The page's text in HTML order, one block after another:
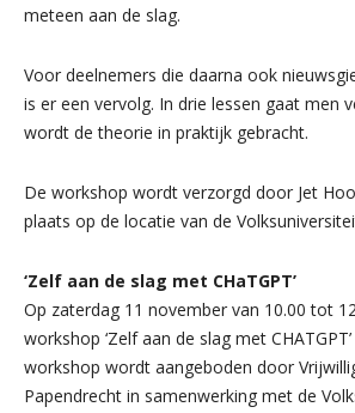
meteen aan de slag.
Voor deelnemers die daarna ook
is er een vervolg. In drie lessen gaat men
wordt de theorie in praktijk gebracht.
De workshop wordt verzorgd door Jet
plaats op de locatie van de
‘Zelf aan de slag met CHaTGPT’
Op zaterdag 11 november van 10.00 tot
workshop ‘Zelf aan de slag met
workshop wordt aangeboden door
Papendrecht in samenwerking met de